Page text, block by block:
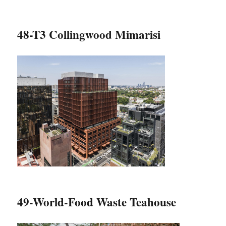
48-T3 Collingwood Mimarisi
49-World-Food Waste Teahouse